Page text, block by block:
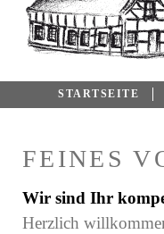
STARTSEITE
FEINES
Wir sind Ihr
Herzlich